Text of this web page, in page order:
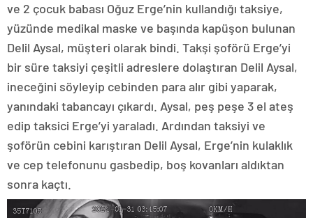
ve 2 çocuk babası Oğuz Erge’nin kullandığı taksiye,
yüzünde medikal maske ve başında kapüşon bulunan
Delil Aysal, müşteri olarak bindi. Takşi şoförü Erge’yi
bir süre taksiyi çeşitli adreslere dolaştıran Delil Aysal,
ineceğini söyleyip cebinden para alır gibi yaparak,
yanındaki tabancayı çıkardı. Aysal, peş peşe 3 el ateş
edip taksici Erge’yi yaraladı. Ardından taksiyi ve
şoförün cebini karıştıran Delil Aysal, Erge’nin kulaklık
ve cep telefonunu gasbedip, boş kovanları aldıktan
sonra kaçtı.